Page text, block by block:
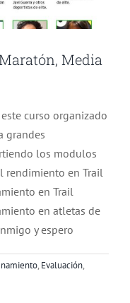
Media
curso organizado
grandes
los modulos
rendimiento en Trail
en Trail
en atletas de
y espero
, Evaluación,
de la